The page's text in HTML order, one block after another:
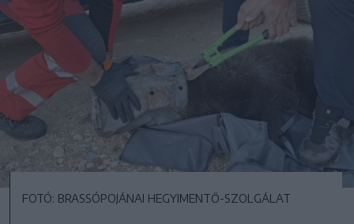
FOTÓ: BRASSÓPOJÁNAI HEGYIMENTŐ-SZOLGÁLAT